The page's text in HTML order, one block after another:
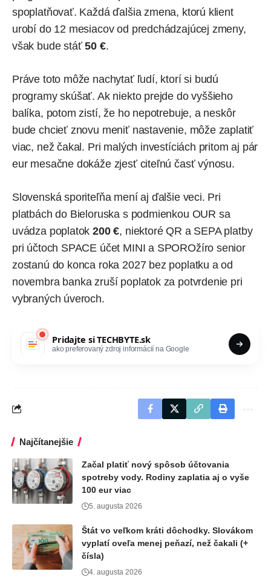
spoplatňovať. Každá ďalšia zmena, ktorú klient
urobí do 12 mesiacov od predchádzajúcej zmeny,
však bude stáť50 €.
Práve toto môže nachytať ľudí, ktorí si budú
programy skúšať. Ak niekto prejde do vyššieho
balíka, potom zistí, že ho nepotrebuje, a neskôr
bude chcieť znovu meniť nastavenie, môže zaplatiť
viac, než čakal. Pri malých investíciách pritom aj pár
eur mesačne dokáže zjesť citeľnú časť výnosu.
Slovenská sporiteľňa mení aj ďalšie veci. Pri
platbách do Bieloruska s podmienkou OUR sa
uvádza poplatok200 €, niektoré QR a SEPA platby
pri účtoch SPACE účet MINI a SPOROžíro senior
zostanú do konca roka 2027 bez poplatku a od
novembra banka zruší poplatok za potvrdenie pri
vybraných úveroch.
Pridajte siTECHBYTE.sk
ako preferovaný zdroj informácií na Google
Najčítanejšie
Začal platiť nový spôsob účtovania
spotreby vody. Rodiny zaplatia aj o vyše
100 eur viac
5. augusta 2026
Štát vo veľkom kráti dôchodky. Slovákom
vyplatí oveľa menej peňazí, než čakali (+
čísla)
4. augusta 2026